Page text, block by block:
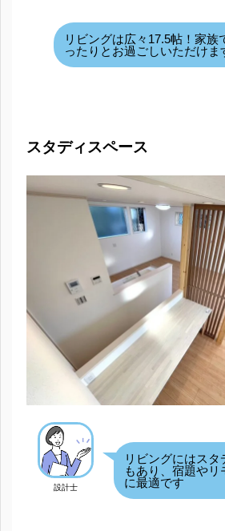
リビングは広々17.5帖！家族
ったりとお過ごしいただけま
スタディスペース
設計士
リビングにはスタ
もあり、宿題やリ
に最適です